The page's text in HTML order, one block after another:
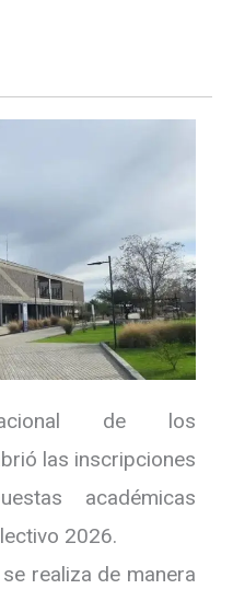
de los
las inscripciones
académicas
2026.
realiza de manera